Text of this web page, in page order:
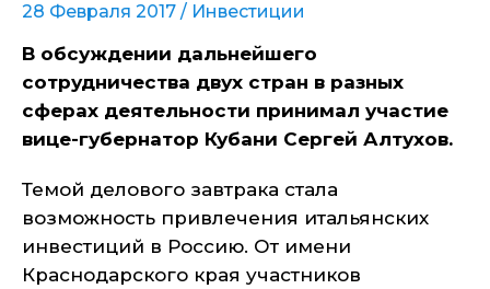
28 Февраля 2017 / Инвестиции
В обсуждении дальнейшего
сотрудничества двух стран в разных
сферах деятельности принимал участие
вице-губернатор Кубани Сергей Алтухов.
Темой делового завтрака стала
возможность привлечения итальянских
инвестиций в Россию. От имени
Краснодарского края участников